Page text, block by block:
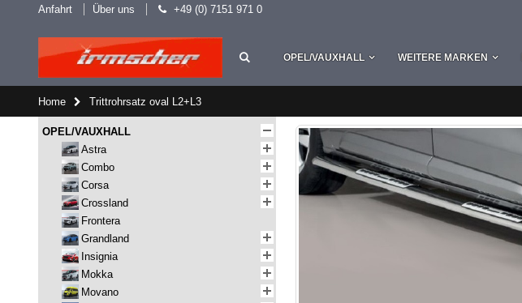
Anfahrt Über uns +49 (0) 7151 971 0
OPEL/VAUXHALL WEITERE MARKEN
Home Trittrohrsatz oval L2+L3
OPEL/VAUXHALL
Astra
Combo
Corsa
Crossland
Frontera
Grandland
Insignia
Mokka
Movano